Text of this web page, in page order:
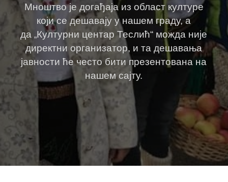
Мноштво је догађаја из област културе
који се дешавају у нашем граду, а
да„Културни центар Теслић“ можда није
директни организатор, и та дешавања
јавности ће често бити презентована на
нашем сајту.